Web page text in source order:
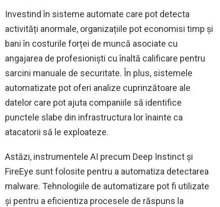
Investind în sisteme automate care pot detecta
activități anormale, organizațiile pot economisi timp și
bani în costurile forței de muncă asociate cu
angajarea de profesioniști cu înaltă calificare pentru
sarcini manuale de securitate. În plus, sistemele
automatizate pot oferi analize cuprinzătoare ale
datelor care pot ajuta companiile să identifice
punctele slabe din infrastructura lor înainte ca
atacatorii să le exploateze.
Astăzi, instrumentele AI precum Deep Instinct și
FireEye sunt folosite pentru a automatiza detectarea
malware. Tehnologiile de automatizare pot fi utilizate
și pentru a eficientiza procesele de răspuns la